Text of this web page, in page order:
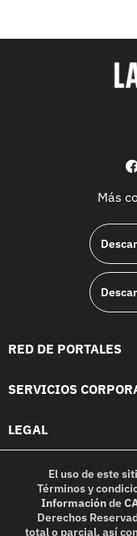
Más
RED DE PORTALES
SERVICIOS
LEGAL
El uso de este
Términos y
Informaciónde
Derechos
total o parcial, así